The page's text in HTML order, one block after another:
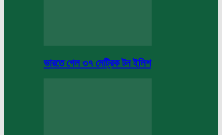
ভারতে গেল ৩৭ মেট্রিক টন ইলিশ